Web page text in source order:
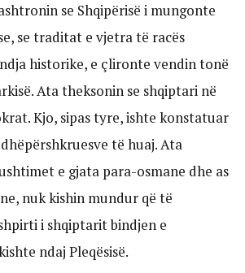
se Shqipërisë i mungonte
se traditat e vjetra të racës
historike, e çlironte vendin tonë
Ata theksonin se shqiptari në
Kjo, sipas tyre, ishte konstatuar
të huaj. Ata
e gjata para-osmane dhe as
nuk kishin mundur që të
i shqiptarit bindjen e
ndaj Pleqësisë.